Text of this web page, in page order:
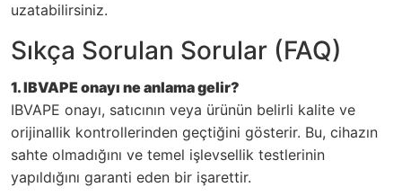
uzatabilirsiniz.
Sıkça Sorulan Sorular (FAQ)
1. IBVAPE onayı ne anlama gelir?
IBVAPE onayı, satıcının veya ürünün belirli kalite ve
orijinallik kontrollerinden geçtiğini gösterir. Bu, cihazın
sahte olmadığını ve temel işlevsellik testlerinin
yapıldığını garanti eden bir işarettir.